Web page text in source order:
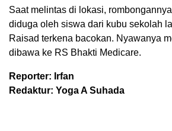
Saat melintas di lokasi,
diduga oleh siswa dari kubu sekolah
Raisad terkena bacokan. Nyawanya
dibawa ke RS Bhakti Medicare.
Reporter: Irfan
Redaktur: Yoga A Suhada